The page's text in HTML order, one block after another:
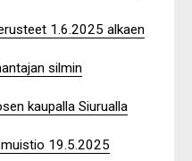
1.6.2025 alkaen
silmin
kaupalla Siurualla
19.5.2025